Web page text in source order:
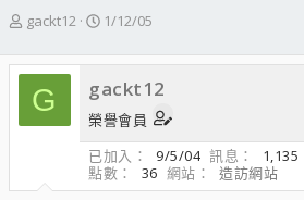
主
發
人
gackt12
開
日
期
1/12/05
G gackt12
榮譽會員
已加入
9/5/04 訊息 1,135
點數
36 網站
造訪網站